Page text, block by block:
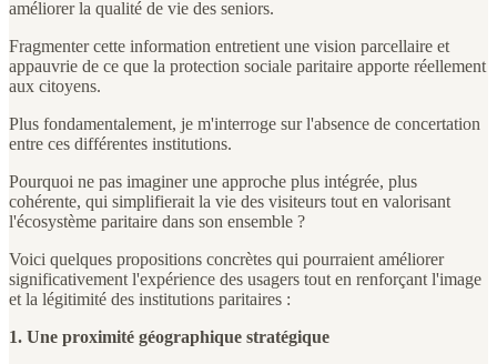
améliorer la qualité de vie des seniors.
Fragmenter cette information entretient une vision parcellaire et
appauvrie de ce que la protection sociale paritaire apporte réellement
aux citoyens.
Plus fondamentalement, je m'interroge sur l'absence de concertation
entre ces différentes institutions.
Pourquoi ne pas imaginer une approche plus intégrée, plus
cohérente, qui simplifierait la vie des visiteurs tout en valorisant
l'écosystème paritaire dans son ensemble ?
Voici quelques propositions concrètes qui pourraient améliorer
significativement l'expérience des usagers tout en renforçant l'image
et la légitimité des institutions paritaires :
1. Une proximité géographique stratégique